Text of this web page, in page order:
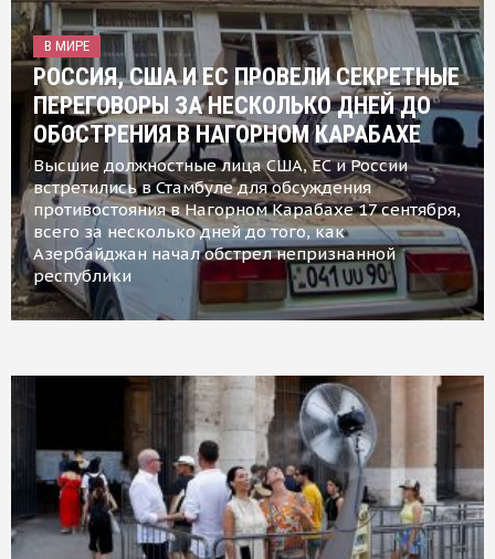
В МИРЕ
РОССИЯ, США И ЕС ПРОВЕЛИ СЕКРЕТНЫЕ
ПЕРЕГОВОРЫ ЗА НЕСКОЛЬКО ДНЕЙ ДО
ОБОСТРЕНИЯ В НАГОРНОМ КАРАБАХЕ
Высшие должностные лица США, ЕС и России
встретились в Стамбуле для обсуждения
противостояния в Нагорном Карабахе 17 сентября,
всего за несколько дней до того, как
Азербайджан начал обстрел непризнанной
республики